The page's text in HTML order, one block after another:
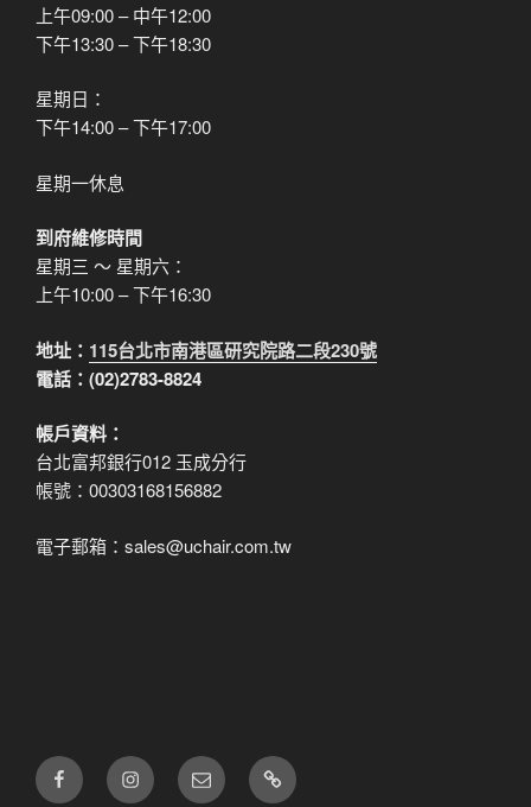
上午09:00 – 中午12:00
下午13:30 – 下午18:30
星期日：
下午14:00 – 下午17:00
星期一休息
到府維修時間
星期三 ～ 星期六：
上午10:00 – 下午16:30
地址： 115台北市南港區研究院路二段230號
電話：(02)2783-8824
帳戶資料：
台北富邦銀行012 玉成分行
帳號：00303168156882
電子郵箱：sales@uchair.com.tw
FB IG
電
子
LINE